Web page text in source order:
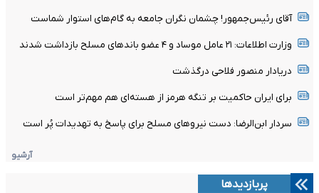
آقای رئیس‌جمهور! چشمان نگران جامعه به گام‌های استوار شماست
وزارت اطلاعات: ۲۱ عامل موساد و ۴ عضو باندهای مسلح بازداشت شدند
دریادار منصور فلاحی درگذشت
برای ایران حاکمیت بر تنگه هرمز از هسته‌ای هم مهم‌تر است
سردار ابن‌الرضا: دست نیروهای مسلح برای پاسخ به تهدیدات پُر است
آرشیو
پربازدیدها